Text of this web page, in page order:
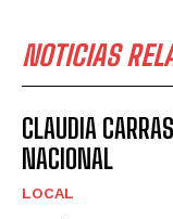
NOTICIAS
CLAUDIA
NACIONAL
LOCAL